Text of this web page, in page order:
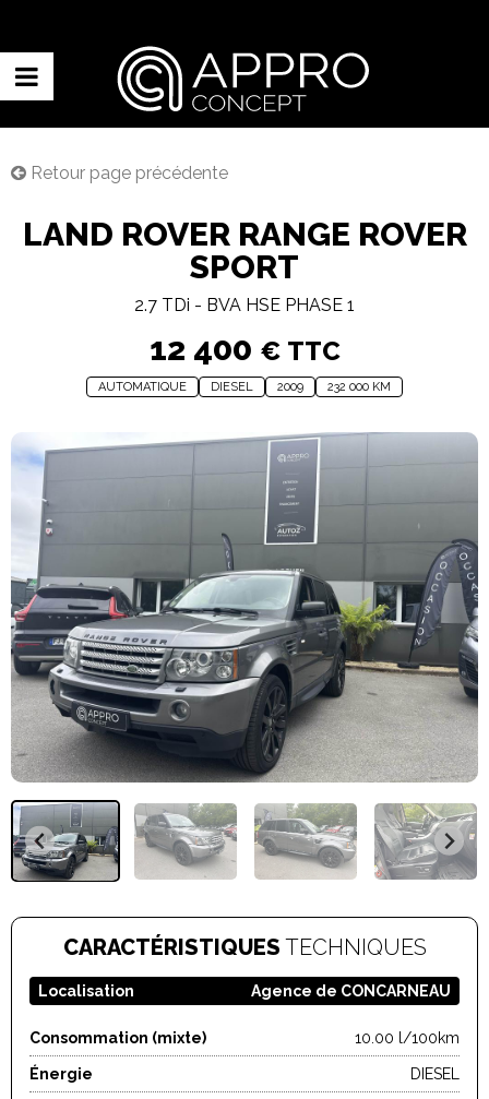
Retour page précédente
LAND ROVER RANGE ROVER
SPORT
2.7 TDi - BVA HSE PHASE 1
12 400 € TTC
AUTOMATIQUE DIESEL 2009 232 000 KM
CARACTÉRISTIQUES TECHNIQUES
Localisation Agence de CONCARNEAU
Consommation (mixte) 10.00 l/100km
Énergie DIESEL